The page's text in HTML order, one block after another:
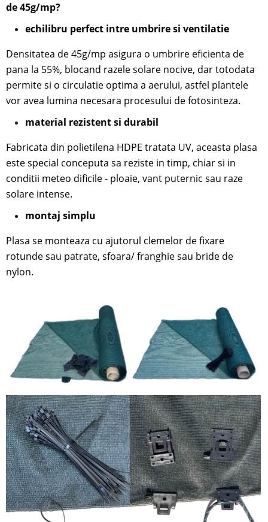
de 45g/mp?
echilibru perfect intre umbrire si ventilatie
Densitatea de 45g/mp asigura o umbrire eficienta de
pana la 55%, blocand razele solare nocive, dar totodata
permite si o circulatie optima a aerului, astfel plantele
vor avea lumina necesara procesului de fotosinteza.
material rezistent si durabil
Fabricata din polietilena HDPE tratata UV, aceasta plasa
este special conceputa sa reziste in timp, chiar si in
conditii meteo dificile - ploaie, vant puternic sau raze
solare intense.
montaj simplu
Plasa se monteaza cu ajutorul clemelor de fixare
rotunde sau patrate, sfoara/ franghie sau bride de
nylon.